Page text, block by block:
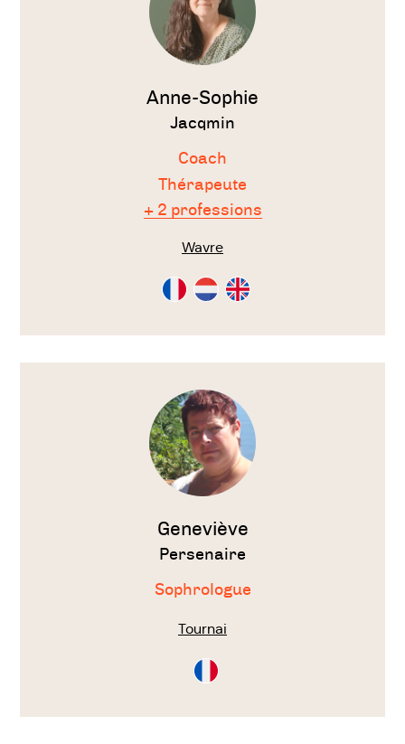
Anne-Sophie
Jacqmin
Coach
Thérapeute
+ 2 professions
Wavre
Consultation
en
Consultation
en
Consultation
en
Voir
Geneviève
Persenaire
Sophrologue
Tournai
Consultation
en